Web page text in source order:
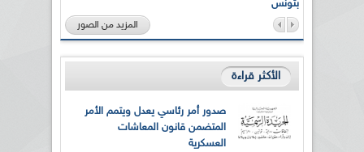
بتونس
المزيد من الصور
الأكثر قراءة
صدور أمر رئاسي يعدل ويتمم الأمر
المتضمن قانون المعاشات
العسكرية